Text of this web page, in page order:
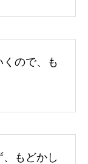
ので、も
もどかし